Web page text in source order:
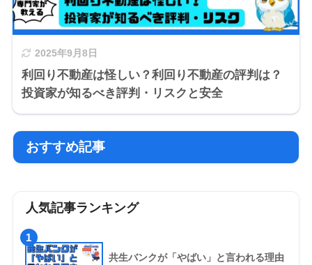
2025年9月8日
利回り不動産は怪しい？利回り不動産の評判は？
投資家が知るべき評判・リスクと安全
おすすめ記事
人気記事ランキング
1
共生バンクが「やばい」と言われる理由